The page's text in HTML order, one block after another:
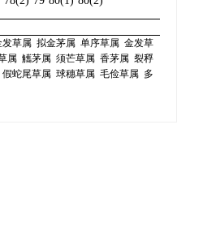
发草属 拟金茅属 单序草属 金发草
属 觿茅属 须芒草属 香茅属 裂稃
假蛇尾草属 球穗草属 毛俭草属 多